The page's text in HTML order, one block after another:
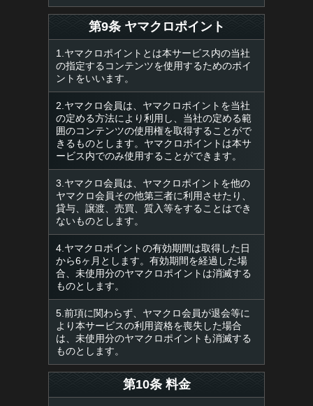
第9条 ヤマクロポイント
1.ヤマクロポイントとは本サービス内の当社
の指定するコンテンツを使用するためのポイ
ントをいいます。
2.ヤマクロ会員は、ヤマクロポイントを当社
の定める方法により利用し、当社の定める範
囲のコンテンツの使用権を取得することがで
きるものとします。ヤマクロポイントは本サ
ービス内でのみ使用することができます。
3.ヤマクロ会員は、ヤマクロポイントを他の
ヤマクロ会員その他第三者に利用させたり、
貸与、譲渡、売買、質入等をすることはでき
ないものとします。
4.ヤマクロポイントの有効期間は取得した日
から6ヶ月とします。有効期間を経過した場
合、未使用分のヤマクロポイントは消滅する
ものとします。
5.前項に関わらず、ヤマクロ会員が退会等に
より本サービスの利用資格を喪失した場合
は、未使用分のヤマクロポイントも消滅する
ものとします。
第10条 料金